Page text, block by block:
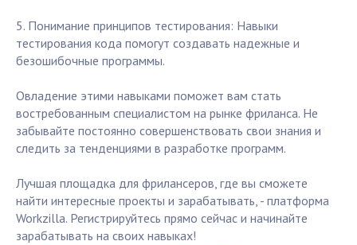
5. Понимание принципов тестирования: Навыки
тестирования кода помогут создавать надежные и
безошибочные программы.
Овладение этими навыками поможет вам стать
востребованным специалистом на рынке фриланса. Не
забывайте постоянно совершенствовать свои знания и
следить за тенденциями в разработке программ.
Лучшая площадка для фрилансеров, где вы сможете
найти интересные проекты и зарабатывать, - платформа
Workzilla. Регистрируйтесь прямо сейчас и начинайте
зарабатывать на своих навыках!